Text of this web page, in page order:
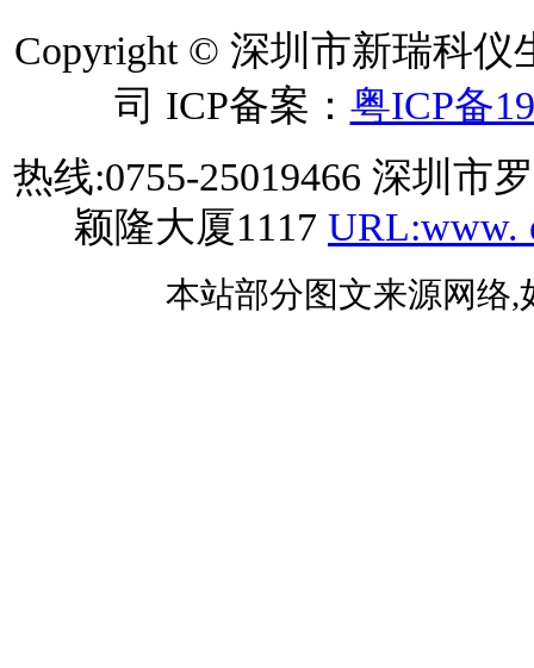
Copyright © 深圳市新瑞科仪
司 ICP备案： 粤ICP备
热线:0755-25019466 深圳市
颖隆大厦1117 URL:www.
本站部分图文来源网络